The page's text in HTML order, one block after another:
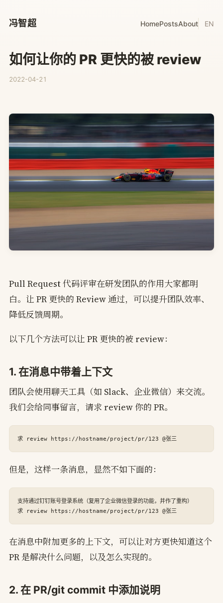
冯智超 HomePostsAbout EN
如何让你的 PR 更快的被 review
2022-04-21
Pull Request 代码评审在研发团队的作用大家都明
白。让 PR 更快的 Review 通过，可以提升团队效率、
降低反馈周期。
以下几个方法可以让 PR 更快的被 review：
1. 在消息中带着上下文
团队会使用聊天工具（如 Slack、企业微信）来交流。
我们会给同事留言，请求 review 你的 PR。
但是，这样一条消息，显然不如下面的：
支持通过钉钉账号登录系统（复用了企业微信登录的功能，并作了重构）
在消息中附加更多的上下文，可以让对方更快知道这个
PR 是解决什么问题，以及怎么实现的。
2. 在 PR/git commit 中添加说明